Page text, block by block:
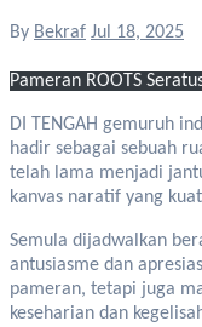
By Bekraf Jul 18, 2025
Pameran ROOTS
DI TENGAH gemuruh industri pariwisata Bali yang terus bergerak maju, pameran ROOTS: Seratus Tahun Walter Spies di Bali
hadir sebagai sebuah
telah lama menjadi
kanvas naratif yang
Semula dijadwalkan
antusiasme dan
pameran, tetapi juga
keseharian dan